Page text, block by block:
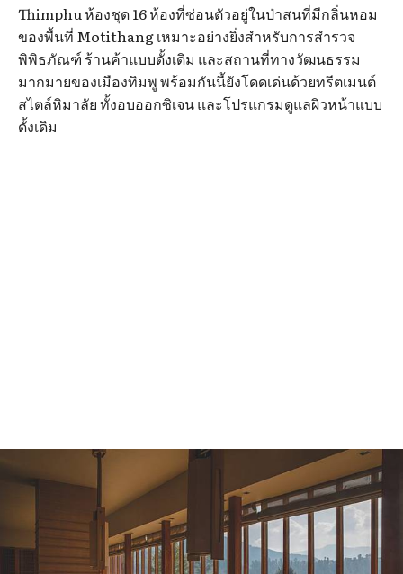
Thimphu ห้องชุด 16 ห้องที่ซ่อนตัวอยู่ในป่าสนที่มีกลิ่นหอม
ของพื้นที่ Motithang เหมาะอย่างยิ่งสำหรับการสำรวจ
พิพิธภัณฑ์ ร้านค้าแบบดั้งเดิม และสถานที่ทางวัฒนธรรม
มากมายของเมืองทิมพู พร้อมกันนี้ยังโดดเด่นด้วยทรีตเมนต์
สไตล์หิมาลัย ทั้งอบออกซิเจน และโปรแกรมดูแลผิวหน้าแบบ
ดั้งเดิม